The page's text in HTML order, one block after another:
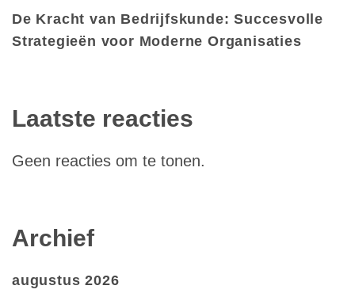
De Kracht van Bedrijfskunde: Succesvolle
Strategieën voor Moderne Organisaties
Laatste reacties
Geen reacties om te tonen.
Archief
augustus 2026